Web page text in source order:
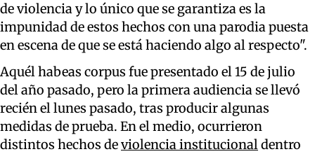
de violencia y lo único que se garantiza es la
impunidad de estos hechos con una parodia puesta
en escena de que se está haciendo algo al respecto".
Aquél habeas corpus fue presentado el 15 de julio
del año pasado, pero la primera audiencia se llevó
recién el lunes pasado, tras producir algunas
medidas de prueba. En el medio, ocurrieron
distintos hechos deviolencia institucionaldentro